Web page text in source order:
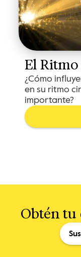
El
¿Cómo
en su ritmo
importante?
Obtén